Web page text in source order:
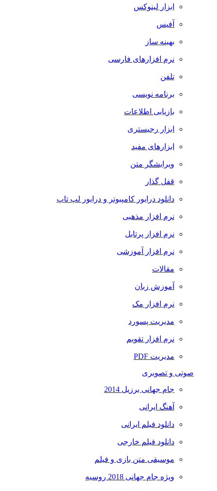
ابزار لینوکس
آفیس
بهینه ساز
نرم افزارهای فارسی
تلفن
برنامه نویسی
بازیابی اطلاعات
ابزار رجیستری
ابزارهای مفید
ویرایشگر متن
قفل گذار
دانلود درایور کامپیوتر و درایور لپ تاپ
نرم افزار مذهبی
نرم افزار پرتابل
نرم افزار آموزشی
مقالات
آموزش زبان
نرم افزار مک
مدیریت پسورد
نرم افزار تقویم
مدیریت PDF
صوتی و تصویری
جام جهانی برزیل 2014
آهنگ ایرانی
دانلود فیلم ایرانی
دانلود فیلم خارجی
موسیقی متن بازی و فیلم
ویژه جام جهانی 2018 روسیه